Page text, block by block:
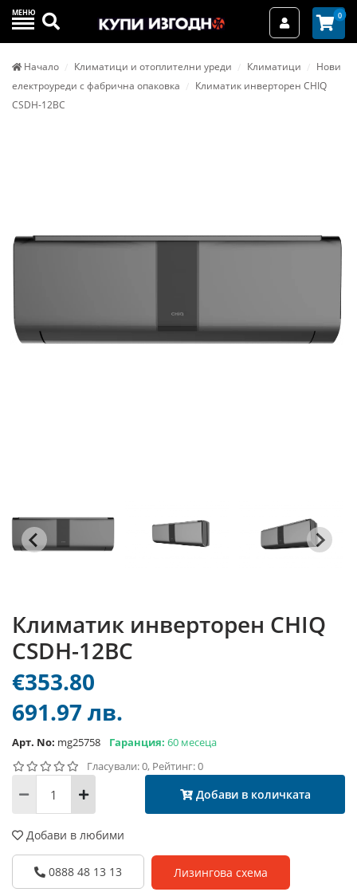
МЕНЮ Търси Вход / 0
Начало Климатици и отоплителни уреди Климатици
Нови
електроуреди с фабрична опаковка
Климатик инверторен CHIQ
CSDH-12BC
Климатик инверторен CHIQ
CSDH-12BC
€353.80
691.97 лв.
Арт. No: mg25758 Гаранция: 60 месеца
Гласували: 0, Рейтинг: 0
Добави в количката
Добави в любими
0888 48 13 13 Лизингова схема